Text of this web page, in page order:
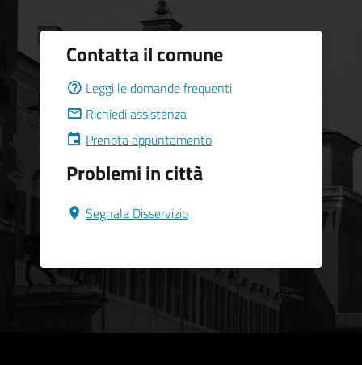
Contatta il comune
Leggi le domande frequenti
Richiedi assistenza
Prenota appuntamento
Problemi in città
Segnala Disservizio